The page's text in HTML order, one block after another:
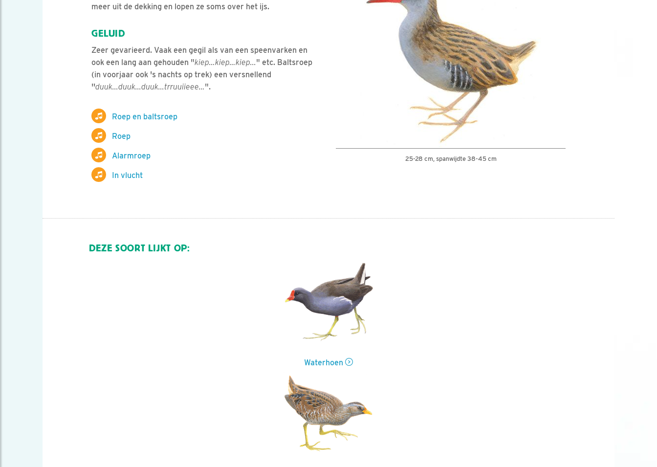
meer uit de dekking en lopen ze soms over het ijs.
GELUID
Zeer gevarieerd. Vaak een gegil als van een speenvarken en
ook een lang aan gehouden "kiep…kiep…kiep..." etc. Baltsroep
(in voorjaar ook 's nachts op trek) een versnellend
''duuk...duuk...duuk...trruuiieee…".
Roep en baltsroep
Roep
Alarmroep
In vlucht
25-28 cm, spanwijdte 38-45 cm
DEZE SOORT LIJKT OP:
Waterhoen